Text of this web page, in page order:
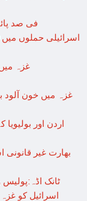
100 فی صد
غزہ
غزہ میں خون آلود
اردن اور
بھارت غیر
ٹانک اڈہ:پولیس وین
اسرائیل کو